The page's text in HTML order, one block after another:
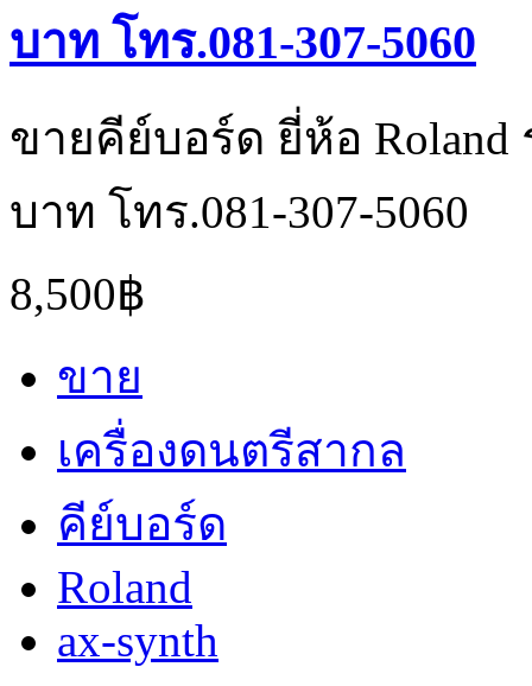
บาท โทร.081-307-5060
ขายคีย์บอร์ด ยี่ห้อ Roland
บาท โทร.081-307-5060
8,500฿
ขาย
เครื่องดนตรีสากล
คีย์บอร์ด
Roland
ax-synth